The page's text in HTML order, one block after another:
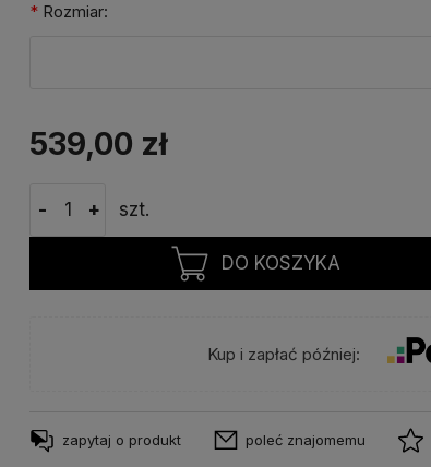
* Rozmiar:
539,00 zł
- + szt.
DO KOSZYKA
Kup i zapłać później:
zapytaj o produkt poleć znajomemu